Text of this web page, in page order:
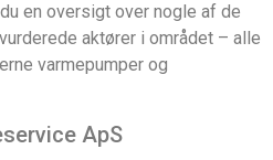
en oversigt over nogle af de
aktører i området – alle
varmepumper og
ApS